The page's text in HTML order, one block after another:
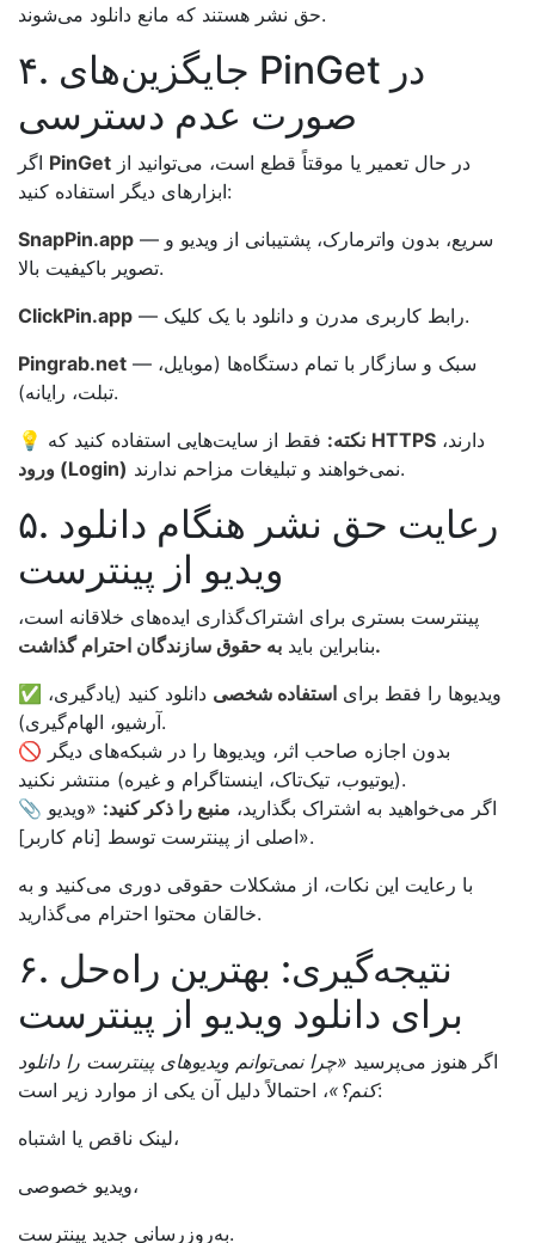
حق نشر هستند که مانع دانلود می‌شوند.
۴. جایگزین‌های PinGet در
صورت عدم دسترسی
PinGet
ابزارهای دیگر استفاده کنید:
SnapPin.app — سریع، بدون واترمارک، پشتیبانی از ویدیو و
تصویر باکیفیت بالا.
ClickPin.app
— رابط کاربری مدرن و دانلود با یک کلیک.
Pingrab.net — سبک و سازگار با تمام دستگاه‌ها (موبایل،
تبلت، رایانه).
💡
نکته: HTTPS دارند،
ورود (Login)
نمی‌خواهند و تبلیغات مزاحم ندارند.
۵. رعایت حق نشر هنگام دانلود
ویدیو از پینترست
پینترست بستری برای اشتراک‌گذاری ایده‌های خلاقانه است،
بنابراین بایدبه حقوق سازندگان احترام گذاشت.
✅ ویدیوها را فقط برای استفاده شخصی دانلود کنید (یادگیری،
آرشیو، الهام‌گیری).
🚫 بدون اجازه صاحب اثر، ویدیوها را در شبکه‌های دیگر
(یوتیوب، تیک‌تاک، اینستاگرام و غیره) منتشر نکنید.
📎 اگر می‌خواهید به اشتراک بگذارید، منبع را ذکر کنید: «ویدیو
اصلی از پینترست توسط [نام کاربر]».
با رعایت این نکات، از مشکلات حقوقی دوری می‌کنید و به
خالقان محتوا احترام می‌گذارید.
۶. نتیجه‌گیری: بهترین راه‌حل
برای دانلود ویدیو از پینترست
اگر هنوز می‌پرسید «چرا نمی‌توانم ویدیوهای پینترست را دانلود
کنم؟»، احتمالاً دلیل آن یکی از موارد زیر است:
لینک ناقص یا اشتباه،
ویدیو خصوصی،
به‌روزرسانی جدید پینترست.